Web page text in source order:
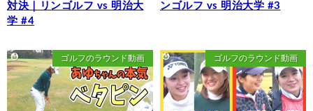
対決｜リンゴルフ vs 明治大
学 #4
ンゴルフ vs 明治大学 #3
ゴルフのラウンド動画 ゴルフのラウンド動画